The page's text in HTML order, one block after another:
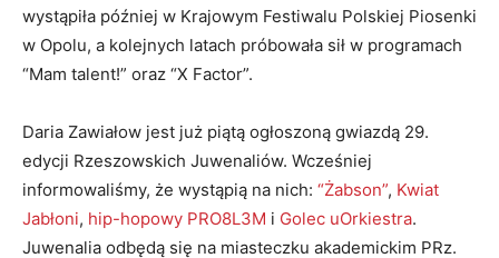
wystąpiła później w Krajowym Festiwalu Polskiej Piosenki
w Opolu, a kolejnych latach próbowała sił w programach
“Mam talent!” oraz “X Factor”.
Daria Zawiałow jest już piątą ogłoszoną gwiazdą 29.
edycji Rzeszowskich Juwenaliów. Wcześniej
informowaliśmy, że wystąpią na nich: “Żabson”, Kwiat
Jabłoni, hip-hopowy PRO8L3M i Golec uOrkiestra.
Juwenalia odbędą się na miasteczku akademickim PRz.